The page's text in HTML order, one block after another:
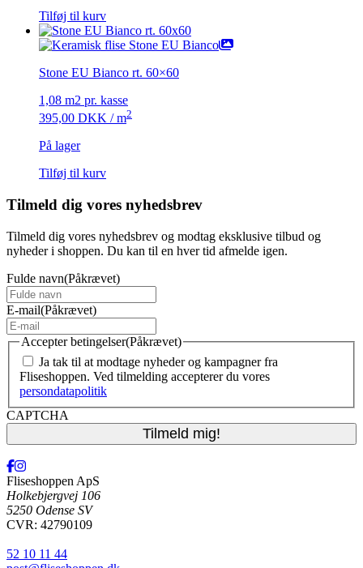
Tilføj til kurv
Stone EU Bianco rt. 60×60
1,08 m2 pr. kasse
395,00 DKK / m2
På lager
Tilføj til kurv
Tilmeld dig vores nyhedsbrev
Tilmeld dig vores nyhedsbrev og modtag eksklusive tilbud og
nyheder i shoppen. Du kan til en hver tid afmelde igen.
Fulde navn(Påkrævet)
E-mail(Påkrævet)
Accepter betingelser(Påkrævet)
Ja tak til at modtage nyheder og kampagner fra
Fliseshoppen. Ved tilmelding accepterer du vores
persondatapolitik
CAPTCHA
Fliseshoppen ApS
Holkebjergvej 106
5250 Odense SV
CVR: 42790109
52 10 11 44